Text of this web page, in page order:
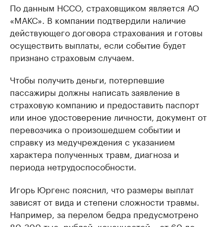
По данным НССО, страховщиком является АО
«МАКС». В компании подтвердили наличие
действующего договора страхования и готовы
осуществить выплаты, если событие будет
признано страховым случаем.
Чтобы получить деньги, потерпевшие
пассажиры должны написать заявление в
страховую компанию и предоставить паспорт
или иное удостоверение личности, документ от
перевозчика о произошедшем событии и
справку из медучреждения с указанием
характера полученных травм, диагноза и
периода нетрудоспособности.
Игорь Юргенс пояснил, что размеры выплат
зависят от вида и степени сложности травмы.
Например, за перелом бедра предусмотрено